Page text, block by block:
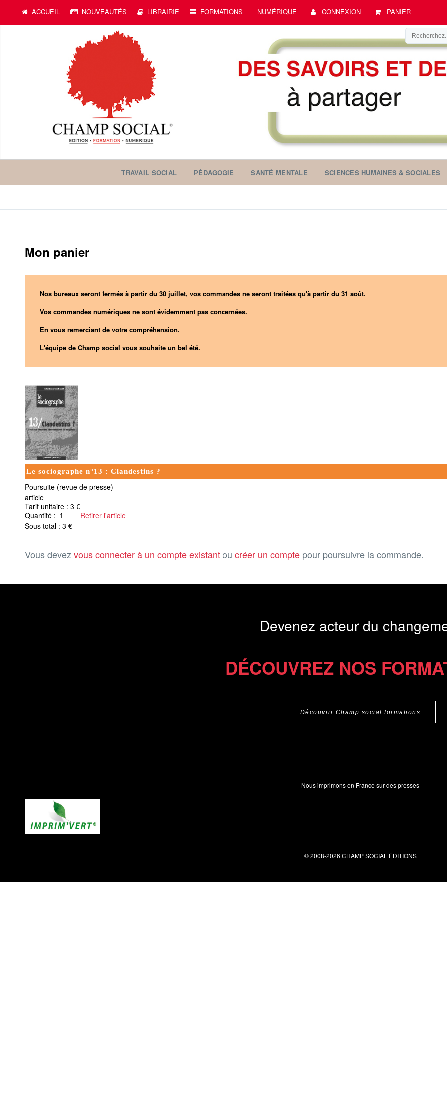
ACCUEIL NOUVEAUTÉS LIBRAIRIE FORMATIONS NUMÉRIQUE CONNEXION PANIER
TRAVAIL SOCIAL PÉDAGOGIE SANTÉ MENTALE SCIENCES HUMAINES & SOCIALES
Mon panier
Nos bureaux seront fermés à partir du 30 juillet, vos commandes ne seront traitées qu'à partir du 31 août.
Vos commandes numériques ne sont évidemment pas concernées.
En vous remerciant de votre compréhension.
L'équipe de Champ social vous souhaite un bel été.
Le sociographe n°13 : Clandestins ?
Poursuite (revue de presse)
article
Tarif unitaire : 3 €
Quantité :
Retirer l'article
Sous total : 3 €
Vous devezvous connecter à un compte existantou créer un compte pour poursuivre la commande.
Devenez acteur du
DÉCOUVREZ NOS
Découvrir Champ social formations
Nous imprimons en France sur des presses
© 2008-2026 CHAMP SOCIAL ÉDITIONS